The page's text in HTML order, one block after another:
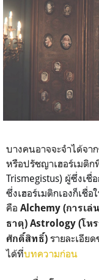
บางคนอาจจะจำได้จา
หรือปรัชญาเฮอร์เมติก
Trismegistus) ผู้ซึ่งเชื่
ซึ่งเฮอร์เมติกเองก็เชื่อ
คือ Alchemy (การเ
ธาตุ) Astrology (โห
ศักดิ์สิทธิ์) รายละเอีย
ได้ที่บทความก่อน